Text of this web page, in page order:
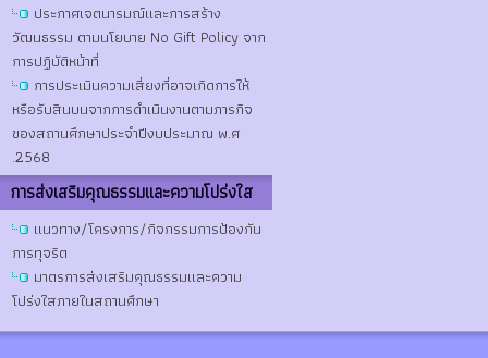
ประกาศเจตนารมณ์และการสร้าง
วัฒนธรรม ตามนโยบาย No Gift Policy จาก
การปฏิบัติหน้าที่
การประเมินความเสี่ยงที่อาจเกิดการให้
หรือรับสินบนจากการดำเนินงานตามภารกิจ
ของสถานศึกษาประจำปีงบประมาณ พ.ศ
.2568
การส่งเสริมคุณธรรมและความโปร่งใส
แนวทาง/โครงการ/กิจกรรมการป้องกัน
การทุจริต
มาตรการส่งเสริมคุณธรรมและความ
โปร่งใสภายในสถานศึกษา